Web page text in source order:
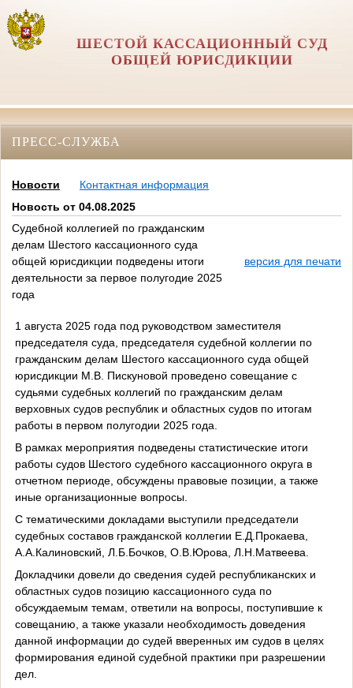
ШЕСТОЙ КАССАЦИОННЫЙ СУД
ОБЩЕЙ ЮРИСДИКЦИИ
ПРЕСС-СЛУЖБА
Новости
Контактная информация
Новость от 04.08.2025
Судебной коллегией по гражданским
делам Шестого кассационного суда
общей юрисдикции подведены итоги
деятельности за первое полугодие 2025
года
версия для печати
1 августа 2025 года под руководством заместителя
председателя суда, председателя судебной коллегии по
гражданским делам Шестого кассационного суда общей
юрисдикции М.В. Пискуновой проведено совещание с
судьями судебных коллегий по гражданским делам
верховных судов республик и областных судов по итогам
работы в первом полугодии 2025 года.
В рамках мероприятия подведены статистические итоги
работы судов Шестого судебного кассационного округа в
отчетном периоде, обсуждены правовые позиции, а также
иные организационные вопросы.
С тематическими докладами выступили председатели
судебных составов гражданской коллегии Е.Д.Прокаева,
А.А.Калиновский, Л.Б.Бочков, О.В.Юрова, Л.Н.Матвеева.
Докладчики довели до сведения судей республиканских и
областных судов позицию кассационного суда по
обсуждаемым темам, ответили на вопросы, поступившие к
совещанию, а также указали необходимость доведения
данной информации до судей вверенных им судов в целях
формирования единой судебной практики при разрешении
дел.